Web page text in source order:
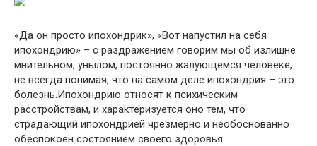
«Да он просто ипохондрик», «Вот напустил на себя
ипохондрию» – с раздражением говорим мы об излишне
мнительном, унылом, постоянно жалующемся человеке,
не всегда понимая, что на самом деле ипохондрия – это
болезнь.Ипохондрию относят к психическим
расстройствам, и характеризуется оно тем, что
страдающий ипохондрией чрезмерно и необоснованно
обеспокоен состоянием своего здоровья.